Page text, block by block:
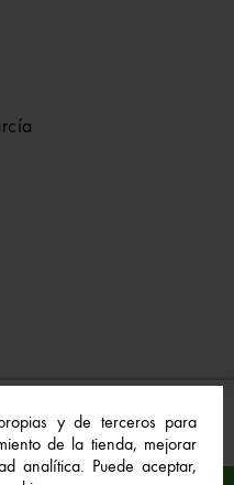
y de terceros para
de la tienda, mejorar
analítica. Puede aceptar,
Todos los derechos